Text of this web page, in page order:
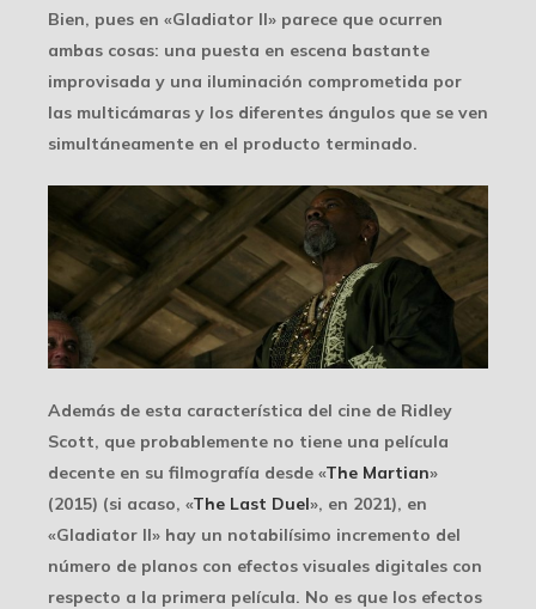
Bien, pues en «Gladiator II» parece que ocurren
ambas cosas: una puesta en escena bastante
improvisada y una iluminación comprometida por
las multicámaras y los diferentes ángulos que se ven
simultáneamente en el producto terminado.
Además de esta característica del cine de Ridley
Scott, que probablemente no tiene una película
decente en su filmografía desde «The Martian»
(2015) (si acaso, «The Last Duel», en 2021), en
«Gladiator II» hay un notabilísimo incremento del
número de planos con efectos visuales digitales con
respecto a la primera película. No es que los efectos